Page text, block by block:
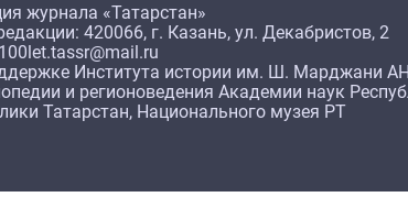
журнала «Татарстан»
420066, г. Казань, ул. Декабристов, 2
Института истории им. Ш. Марджани АН
и регионоведения Академии наук
Татарстан, Национального музея РТ